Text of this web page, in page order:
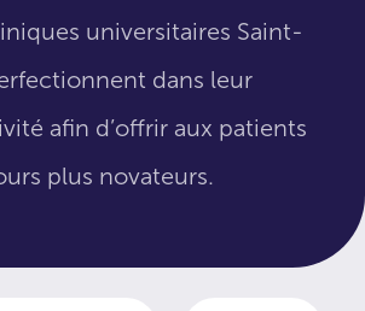
universitaires Saint-
dans leur
afin d’offrir aux patients
plus novateurs.